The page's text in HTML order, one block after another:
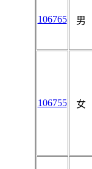
106765 男
106755 女